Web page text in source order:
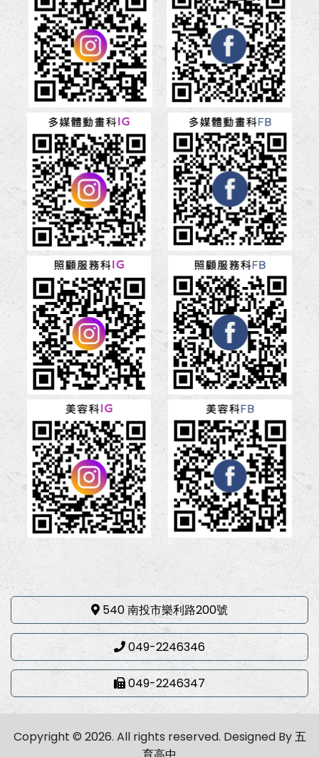
540 南投市樂利路200號
049-2246346
049-2246347
Copyright © 2026. All rights reserved. Designed By五